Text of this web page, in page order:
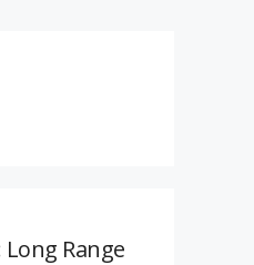
Range